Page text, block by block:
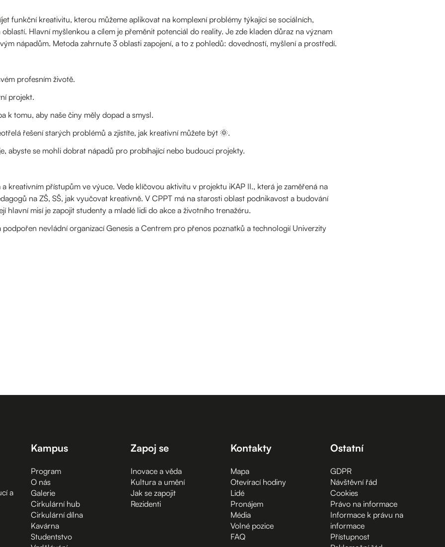
funkční kreativitu, kterou můžeme aplikovat na komplexní problémy týkající se sociálních,
Hlavní myšlenkou a cílem je přeměnit potenciál do reality. Je zde kladen důraz na význam
nápadům. Metoda zahrnute 3 oblasti zapojení, a to z pohledů: dovedností, myšlení a prostředí.
profesním životě.
projekt.
k tomu, aby naše činy měly dopad a smysl.
řešení starých problémů a zjistíte, jak kreativní můžete být 🌞.
abyste se mohli dobrat nápadů pro probíhající nebo budoucí projekty.
kreativním přístupům ve výuce. Vede klíčovou aktivitu v projektu iKAP II., která je zaměřená na
na ZŠ, SŠ, jak vyučovat kreativně. V CPPT má na starosti oblast podnikavost a budování
hlavní misí je zapojit studenty a mladé lidi do akce a životního trenažéru.
nevládní organizací Genesis a Centrem pro přenos poznatků a technologií Univerzity
a
Kampus
Program
O nás
Galerie
Cirkulární hub
Cirkulární dílna
Kavárna
Studentstvo
Zapoj se
Inovace a věda
Kultura a umění
Jak se zapojit
Rezidenti
Kontakty
Mapa
Otevírací hodiny
Lidé
Pronájem
Média
Volné pozice
FAQ
Ostatní
GDPR
Návštěvní řád
Cookies
Právo na informace
Informace k právu na
informace
Přístupnost